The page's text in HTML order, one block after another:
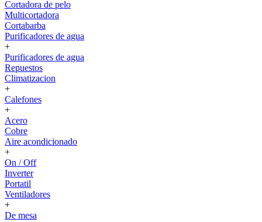
Cortadora de pelo
Multicortadora
Cortabarba
Purificadores de agua
+
Purificadores de agua
Repuestos
Climatizacion
+
Calefones
+
Acero
Cobre
Aire acondicionado
+
On / Off
Inverter
Portatil
Ventiladores
+
De mesa